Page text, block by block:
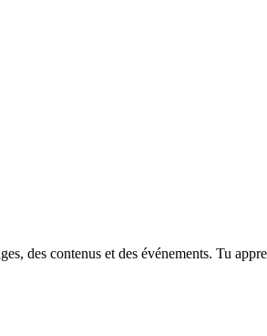
des contenus et des événements. Tu